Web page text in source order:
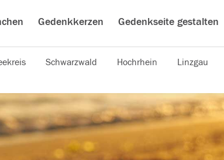
Gedenkkerzen Gedenkseite gestalten
Schwarzwald Hochrhein Linzgau